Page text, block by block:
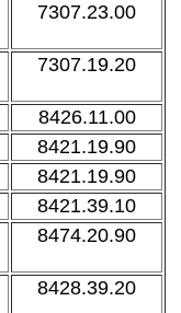
7307.23.00
7307.19.20
8426.11.00
8421.19.90
8421.19.90
8421.39.10
8474.20.90
8428.39.20